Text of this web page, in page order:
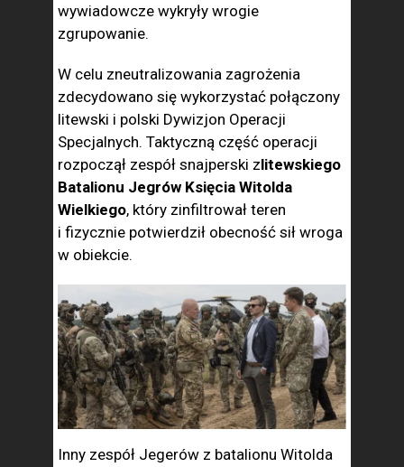
wywiadowcze wykryły wrogie
zgrupowanie.
W celu zneutralizowania zagrożenia
zdecydowano się wykorzystać połączony
litewski i polski Dywizjon Operacji
Specjalnych. Taktyczną część operacji
rozpoczął zespół snajperski zlitewskiego
Batalionu Jegrów Księcia Witolda
Wielkiego, który zinfiltrował teren
i fizycznie potwierdził obecność sił wroga
w obiekcie.
Inny zespół Jegerów z batalionu Witolda